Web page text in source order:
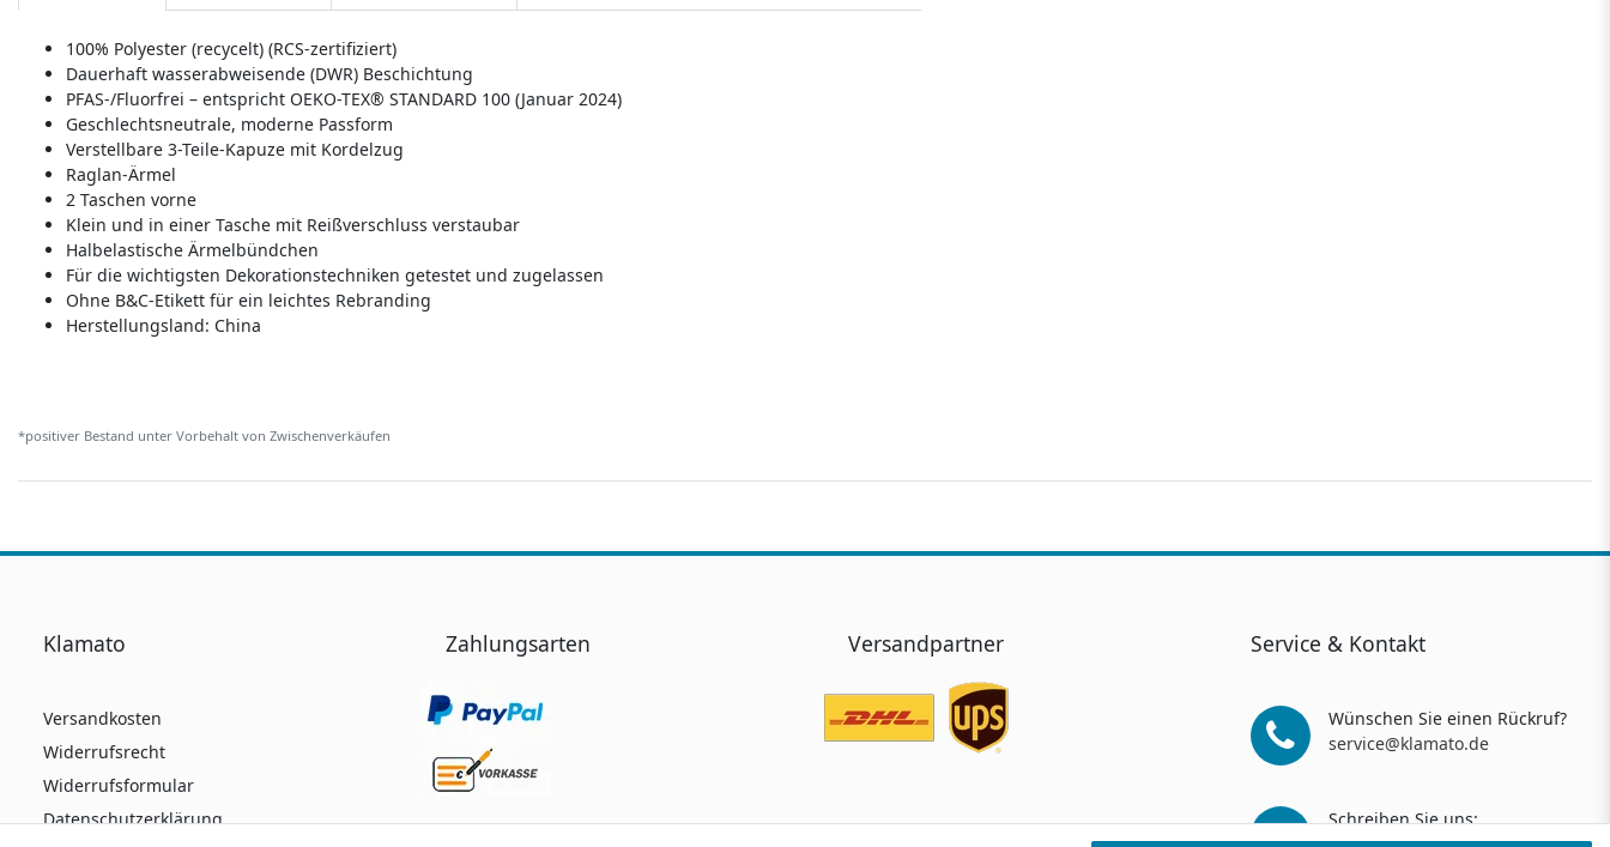
100% Polyester (recycelt) (RCS-zertifiziert)
Dauerhaft wasserabweisende (DWR) Beschichtung
PFAS-/Fluorfrei – entspricht OEKO-TEX® STANDARD 100 (Januar 2024)
Geschlechtsneutrale, moderne Passform
Verstellbare 3-Teile-Kapuze mit Kordelzug
Raglan-Ärmel
2 Taschen vorne
Klein und in einer Tasche mit Reißverschluss verstaubar
Halbelastische Ärmelbündchen
Für die wichtigsten Dekorationstechniken getestet und zugelassen
Ohne B&C-Etikett für ein leichtes Rebranding
Herstellungsland: China
*positiver Bestand unter Vorbehalt von Zwischenverkäufen
Klamato
Versandkosten
Widerrufsrecht
Widerrufsformular
Datenschutzerklärung
Zahlungsarten Versandpartner Service & Kontakt
Wünschen Sie einen Rückruf?
service@klamato.de
Schreiben Sie uns: